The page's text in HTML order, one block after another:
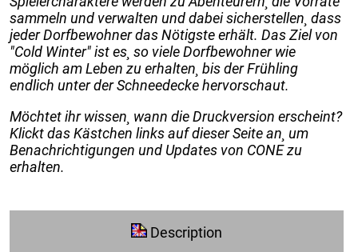
sammeln und verwalten und dabei sicherstellen¸ dass
jeder Dorfbewohner das Nötigste erhält. Das Ziel von
"Cold Winter" ist es¸ so viele Dorfbewohner wie
möglich am Leben zu erhalten¸ bis der Frühling
endlich unter der Schneedecke hervorschaut.
Möchtet ihr wissen¸ wann die Druckversion erscheint?
Klickt das Kästchen links auf dieser Seite an¸ um
Benachrichtigungen und Updates von CONE zu
erhalten.
Description